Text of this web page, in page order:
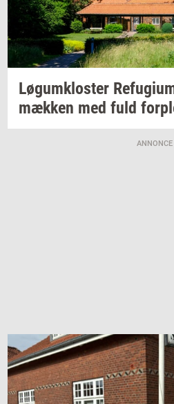
Løgum­klo­ster
mæk­ken med fuld
ANNONCE